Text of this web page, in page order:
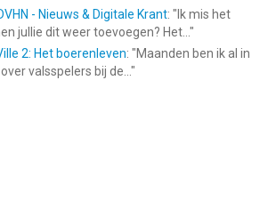
- Nieuws & Digitale Krant: " Ik mis het
jullie dit weer toevoegen? Het... "
2: Het boerenleven: "Maanden ben ik al in
valsspelers bij de... "